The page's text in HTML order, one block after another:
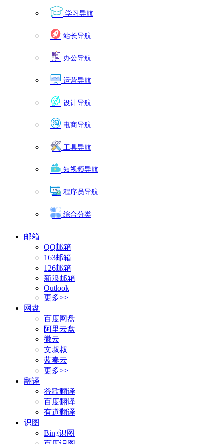
学习导航
站长导航
办公导航
运营导航
设计导航
电商导航
工具导航
短视频导航
程序员导航
综合分类
邮箱
QQ邮箱
163邮箱
126邮箱
新浪邮箱
Outlook
更多>>
网盘
百度网盘
阿里云盘
微云
文叔叔
蓝奏云
更多>>
翻译
谷歌翻译
百度翻译
有道翻译
识图
Bing识图